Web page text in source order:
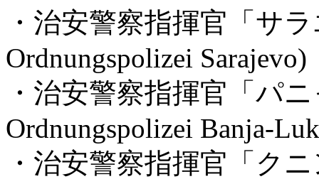
・治安警察指揮官「サ
Ordnungspolizei Sarajevo)
・治安警察指揮官「パ
Ordnungspolizei Banja-
・治安警察指揮官「ク